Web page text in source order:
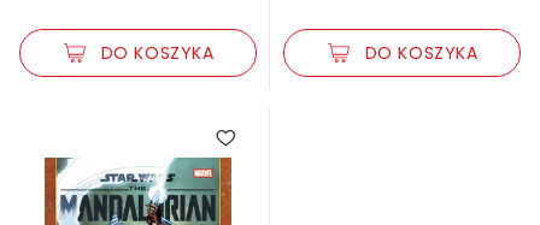
DO KOSZYKA DO KOSZYKA